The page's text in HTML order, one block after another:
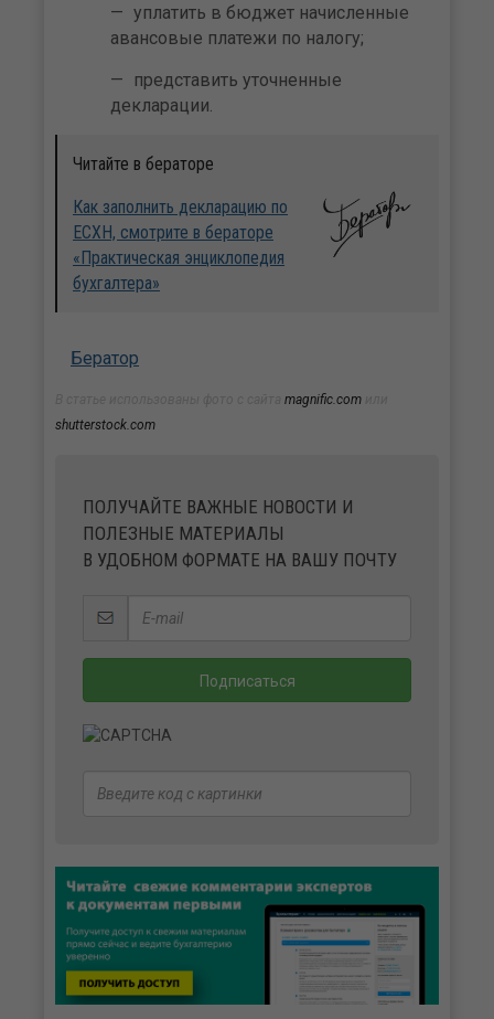
уплатить в бюджет начисленные
авансовые платежи по налогу;
представить уточненные
декларации.
Читайте в бераторе
Как заполнить декларацию по
ЕСХН, смотрите в бераторе
«Практическая энциклопедия
бухгалтера»
Бератор
magnific.com
shutterstock.com
ПОЛУЧАЙТЕ ВАЖНЫЕ НОВОСТИ И
ПОЛЕЗНЫЕ МАТЕРИАЛЫ
В УДОБНОМ ФОРМАТЕ НА ВАШУ ПОЧТУ